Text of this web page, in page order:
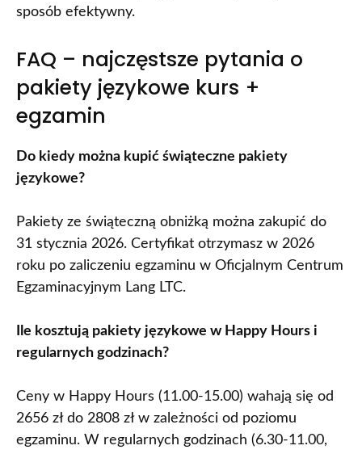
sposób efektywny.
FAQ – najczęstsze pytania o
pakiety językowe kurs +
egzamin
Do kiedy można kupić świąteczne pakiety
językowe?
Pakiety ze świąteczną obniżką można zakupić do
31 stycznia 2026. Certyfikat otrzymasz w 2026
roku po zaliczeniu egzaminu w Oficjalnym Centrum
Egzaminacyjnym Lang LTC.
Ile kosztują pakiety językowe w Happy Hours i
regularnych godzinach?
Ceny w Happy Hours (11.00-15.00) wahają się od
2656 zł do 2808 zł w zależności od poziomu
egzaminu. W regularnych godzinach (6.30-11.00,